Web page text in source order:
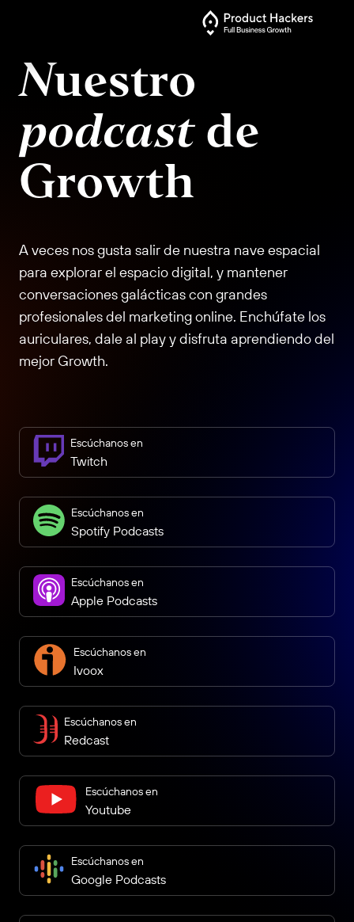
Nuestro
podcastde
Growth
A veces nos gusta salir de nuestra nave espacial
para explorar el espacio digital, y mantener
conversaciones galácticas con grandes
profesionales del marketing online. Enchúfate los
auriculares, dale al play y disfruta aprendiendo del
mejor Growth.
Escúchanos en
Twitch
Escúchanos en
Spotify Podcasts
Escúchanos en
Apple Podcasts
Escúchanos en
Ivoox
Escúchanos en
Redcast
Escúchanos en
Youtube
Escúchanos en
Google Podcasts